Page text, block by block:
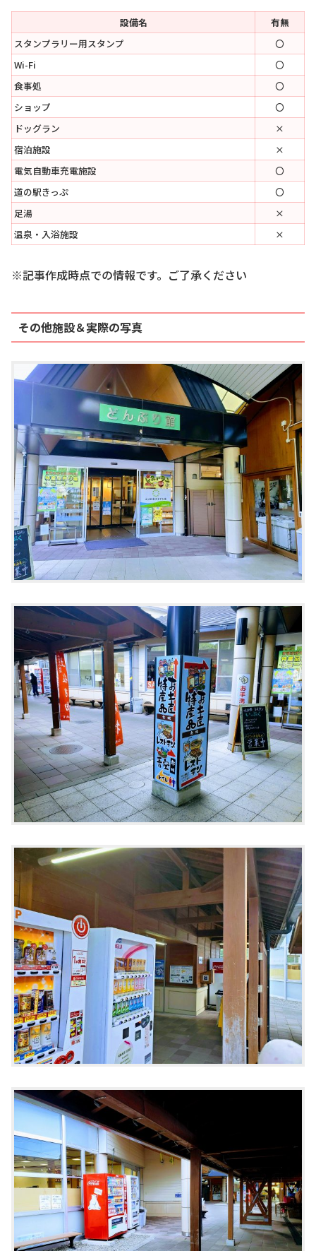
設備名
有無
スタンプラリー用スタンプ
〇
Wi-Fi
〇
食事処
〇
ショップ
〇
ドッグラン
×
宿泊施設
×
電気自動車充電施設
〇
道の駅きっぷ
〇
足湯
×
温泉・入浴施設
×
※記事作成時点での情報です。ご了承ください
その他施設＆実際の写真